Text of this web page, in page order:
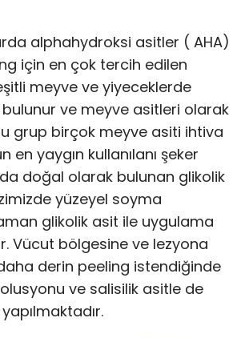
alphahydroksi asitler ( AHA)
için en çok tercih edilen
meyve ve yiyeceklerde
ve meyve asitleri olarak
grup birçok meyve asiti ihtiva
en yaygın kullanılanı şeker
doğal olarak bulunan glikolik
yüzeyel soyma
glikolik asit ile uygulama
Vücut bölgesine ve lezyona
derin peeling istendiğinde
ve salisilik asitle de